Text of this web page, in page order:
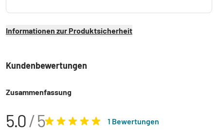
Informationen zur Produktsicherheit
Kundenbewertungen
Zusammenfassung
5.0/ 5 1 Bewertungen